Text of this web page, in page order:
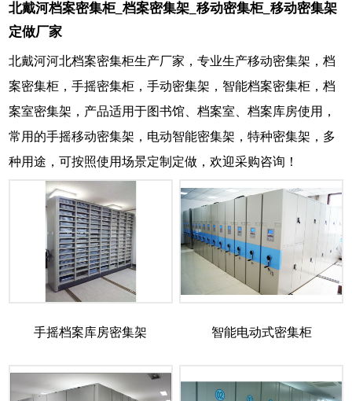
北戴河档案密集柜_档案密集架_移动密集柜_移动密集架
定做厂家
北戴河河北档案密集柜生产厂家，专业生产移动密集架，档
案密集柜，手摇密集柜，手动密集架，智能档案密集柜，档
案室密集架，产品适用于图书馆、档案室、档案库房使用，
常用的手摇移动密集架，电动智能密集架，特种密集架，多
种用途，可按照使用场景定制定做，欢迎采购咨询！
手摇档案库房密集架 智能电动式密集柜